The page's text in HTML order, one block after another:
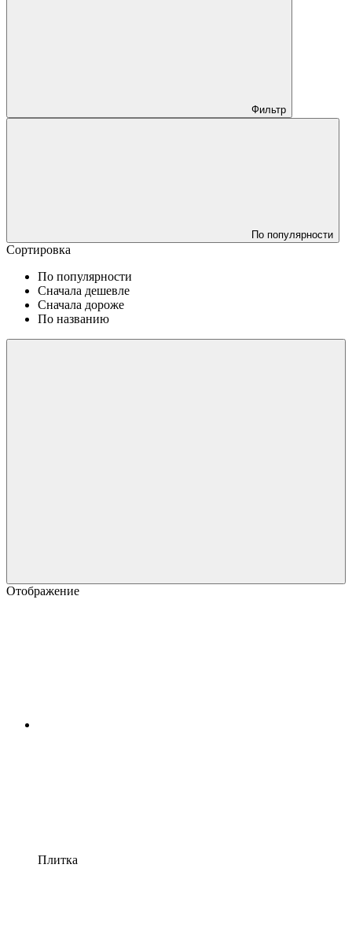
Фильтр
По популярности
Сортировка
По популярности
Сначала дешевле
Сначала дороже
По названию
Отображение
Плитка